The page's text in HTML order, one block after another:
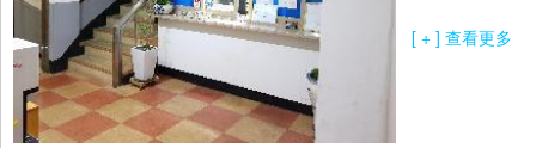
[ + ] 查看更多